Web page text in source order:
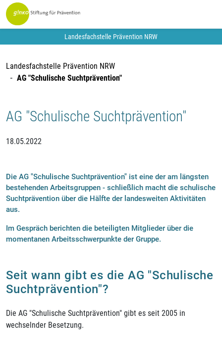
Landesfachstelle Prävention NRW
Landesfachstelle Prävention NRW
AG "Schulische Suchtprävention"
AG "Schulische Suchtprävention"
18.05.2022
Die AG "Schulische Suchtprävention" ist eine der am längsten
bestehenden Arbeitsgruppen - schließlich macht die schulische
Suchtprävention über die Hälfte der landesweiten Aktivitäten
aus.
Im Gespräch berichten die beteiligten Mitglieder über die
momentanen Arbeitsschwerpunkte der Gruppe.
Seit wann gibt es die AG "Schulische
Suchtprävention"?
Die AG "Schulische Suchtprävention" gibt es seit 2005 in
wechselnder Besetzung.